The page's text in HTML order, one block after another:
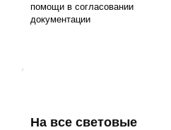
помощи в согласовании
документации
На все световые